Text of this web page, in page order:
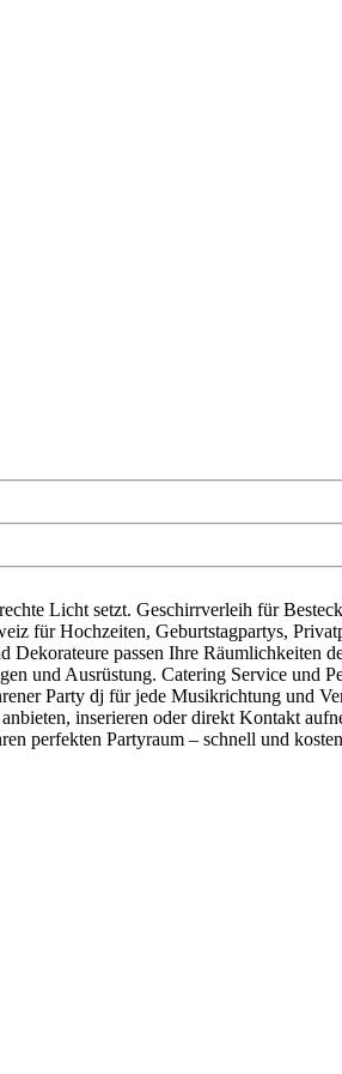
Licht setzt. Geschirrverleih für
für Hochzeiten, Geburtstagpartys,
passen Ihre
und Ausrüstung. Catering Service und
Party dj für jede Musikrichtung und
inserieren oder direkt Kontakt
perfekten Partyraum – schnell und